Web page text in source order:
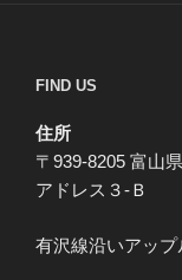
FIND US
住所
〒939-8205 富山
アドレス３-Ｂ
有沢線沿いアッ